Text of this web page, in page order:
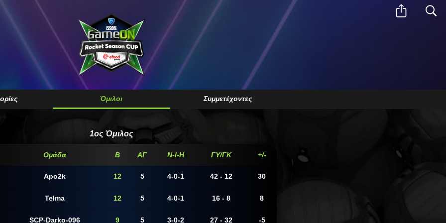
square_arrow_up search
Όμιλοι Συμμετέχοντες
1ος Όμιλος
Ομάδα Β ΑΓ N-I-H ΓY/ΓΚ +/-
Apo2k 12 5 4-0-1 42 - 12 30
Telma 12 5 4-0-1 16 - 8 8
SCP-Darko-096 9 5 3-0-2 27 - 32 -5